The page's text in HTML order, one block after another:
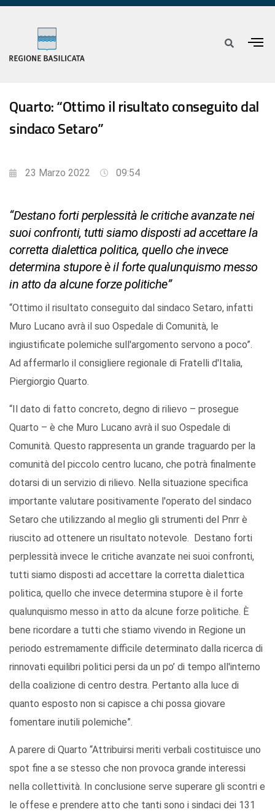
Quarto: “Ottimo il risultato conseguito dal
sindaco Setaro”
23 Marzo 2022 09:54
“Destano forti perplessità le critiche avanzate nei
suoi confronti, tutti siamo disposti ad accettare la
corretta dialettica politica, quello che invece
determina stupore è il forte qualunquismo messo
in atto da alcune forze politiche”
“Ottimo il risultato conseguito dal sindaco Setaro, infatti
Muro Lucano avrà il suo Ospedale di Comunità, le
ingiustificate polemiche sull'argomento servono a poco”.
Ad affermarlo il consigliere regionale di Fratelli d'Italia,
Piergiorgio Quarto.
“Il dato di fatto concreto, degno di rilievo – prosegue
Quarto – è che Muro Lucano avrà il suo Ospedale di
Comunità. Questo rappresenta un grande traguardo per la
comunità del piccolo centro lucano, che potrà finalmente
dotarsi di un servizio di rilievo. Nella situazione specifica
importante valutare positivamente l'operato del sindaco
Setaro che utilizzando al meglio gli strumenti del Pnrr è
riuscito ad ottenere un risultato notevole. Destano forti
perplessità invece le critiche avanzate nei suoi confronti,
tutti siamo disposti ad accettare la corretta dialettica
politica, quello che invece determina stupore è il forte
qualunquismo messo in atto da alcune forze politiche. È
bene ricordare a tutti che stiamo vivendo in Regione un
periodo estremamente difficile determinato dalla ricerca di
rinnovati equilibri politici persi da un po’ di tempo all'interno
della coalizione di centro destra. Pertanto alla luce di
quanto esposto non si capisce a chi possa giovare
fomentare inutili polemiche”.
A parere di Quarto “Attribuirsi meriti verbali costituisce uno
spot fine a se stesso che non provoca grande interessi
nella collettività. In conclusione serve superare gli scontri e
le offese e prendere atto che tanti sono i sindaci dei 131